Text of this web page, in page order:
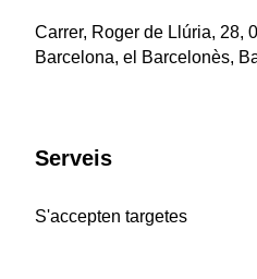
Carrer, Roger de Llúria, 28,
Barcelona, el Barcelonès,
Serveis
S'accepten targetes